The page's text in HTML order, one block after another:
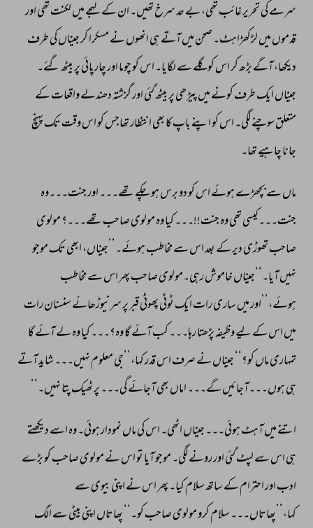
سرمے کی تحریر غائب تھی، بے حد سرخ تھیں۔ ان کے لہجے میں لکنت تھی اور
قدموں میں لڑکھڑاہٹ۔ صحن میں آتے ہی انھوں نے مسکرا کر جیناں کی طرف
دیکھا، آگے بڑھ کر اس کو گلے سے لگایا۔ اس کو چوما اور چارپائی پر بیٹھ گئے۔
جیناں ایک طرف کونے میں پیڑھی پر بیٹھ گئی اور گزشتہ دھندلے واقعات کے
متعلق سوچنے لگی۔ اس کو اپنے باپ کا بھی انتظار تھاجس کو اس وقت تک پہنچ
جانا چاہیے تھا۔
ماں سے بچھڑے ہوئے اس کو دو برس ہو چکے تھے۔۔۔ اور جنت۔۔۔وہ
جنت۔۔۔ کیسی تھی وہ جنت!!۔۔۔ کیا وہ مولوی صاحب تھے۔۔۔؟ مولوی
صاحب تھوڑی دیر کے بعد اس سے مخاطب ہوئے۔’’جیناں، ابھی تک موجو
نہیں آیا۔‘‘جیناں خاموش رہی۔مولوی صاحب پھر اس سے مخاطب
ہوئے،’’اور میں ساری رات ایک ٹوٹی پھوٹی قبر پر سرنیوڑھائے سنسنان رات
میں اس کے لیے وظیفہ پڑھتا رہا۔۔۔ کب آئے گا وہ؟۔۔۔ کیا وہ لے آئے گا
تمہاری ماں کو؟‘‘ جیناں نے صرف اس قدر کہا،’’جی معلوم نہیں۔۔۔ شاید آتے
ہی ہوں۔۔۔آجائیں گے۔۔۔ اماں بھی آجائے گی۔۔۔ پر ٹھیک پتا نہیں۔‘‘
اتنے میں آہٹ ہوئی۔۔۔ جیناں اٹھی۔ اس کی ماں نمودار ہوئی۔ وہ اسے دیکھتے
ہی اس سے لپٹ گئی اور رونے لگی۔ موجو آیا تو اس نے مولوی صاحب کو بڑے
ادب اور احترام کے ساتھ سلام کیا۔ پھر اس نے اپنی بیوی سے
کہا،’’پھاتاں۔۔۔ سلام کرو مولوی صاحب کو۔‘‘ پھاتاں اپنی بیٹی سے الگ